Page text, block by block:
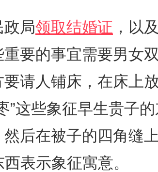
局领取结婚证 ，以
要的事宜需要男女
请人铺床，在床上
”这些象征早生贵子的
后在被子的四角缝
表示象征寓意。